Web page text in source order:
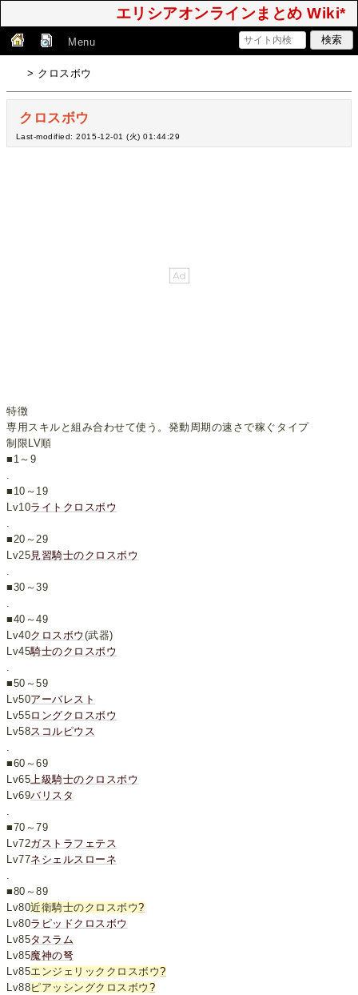
エリシアオンラインまとめ Wiki*
Menu
> クロスボウ
クロスボウ
Last-modified: 2015-12-01 (火) 01:44:29
特徴
専用スキルと組み合わせて使う。発動周期の速さで稼ぐタイプ
制限LV順
■1～9
.
■10～19
Lv10ライトクロスボウ
.
■20～29
Lv25見習騎士のクロスボウ
.
■30～39
.
■40～49
Lv40クロスボウ (武器)
Lv45騎士のクロスボウ
.
■50～59
Lv50アーバレスト
Lv55ロングクロスボウ
Lv58スコルピウス
.
■60～69
Lv65上級騎士のクロスボウ
Lv69バリスタ
.
■70～79
Lv72ガストラフェテス
Lv77ネシェルスローネ
.
■80～89
Lv80近衛騎士のクロスボウ?
Lv80ラピッドクロスボウ
Lv85タスラム
Lv85魔神の弩
Lv85エンジェリッククロスボウ?
Lv88ピアッシングクロスボウ ?